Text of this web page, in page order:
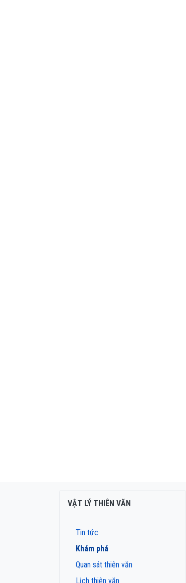
VẬT LÝ THIÊN VĂN
Tin tức
Khám phá
Quan sát thiên văn
Lịch thiên văn